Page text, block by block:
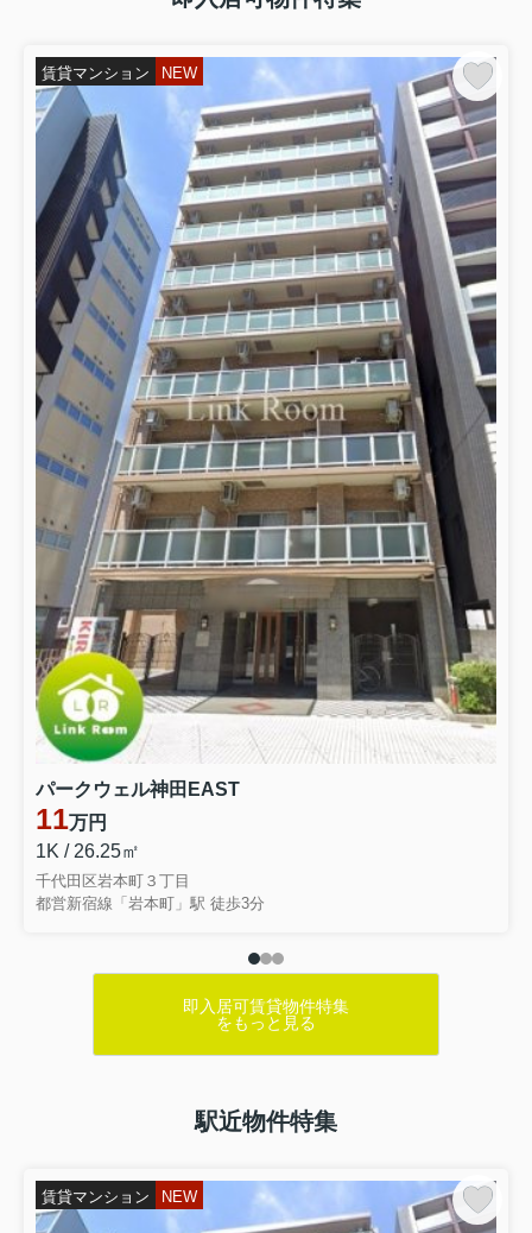
賃貸マンション NEW
パークウェル神田EAST
11万円
1K / 26.25㎡
千代田区岩本町３丁目
都営新宿線「岩本町」駅 徒歩3分
即入居可賃貸物件特集
をもっと見る
駅近物件特集
賃貸マンション NEW